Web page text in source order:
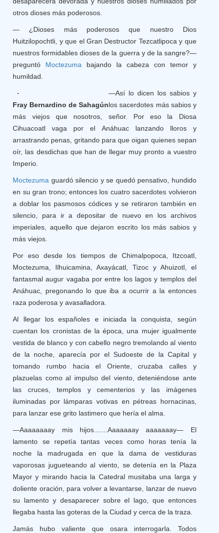
otros dioses más poderosos.
— ¿Dioses más poderosos que nuestro Dios
Huitzilopochtli, y que el Gran Destructor Tezcatlipoca y que
nuestros formidables dioses de la guerra y de la sangre?—
preguntó Moctezuma bajando la cabeza con temor y
humildad.
Fray Bernardino de Sahagún
—Así lo dicen los sabios y
los sacerdotes más sabios y
más viejos que nosotros, señor. Por eso la Diosa
Cihuacoatl vaga por el Anáhuac lanzando lloros y
arrastrando penas, gritando para que oigan quienes sepan
oír, las desdichas que han de llegar muy pronto a vuestro
Imperio.
Moctezuma guardó silencio y se quedó pensativo, hundido
en su gran trono; entonces los cuatro sacerdotes volvieron
a doblar los pasmosos códices y se retiraron también en
silencio, para ir a depositar de nuevo en los archivos
imperiales, aquello que dejaron escrito los más sabios y
más viejos.
Por eso desde los tiempos de Chimalpopoca, Itzcoatl,
Moctezuma, Ilhuicamina, Axayácatl, Tizoc y Ahuizotl, el
fantasmal augur vagaba por entre los lagos y templos del
Anáhuac, pregonando lo que iba a ocurrir a la entonces
raza poderosa y avasalladora.
Al llegar los españoles e iniciada la conquista, según
cuentan los cronistas de la época, una mujer igualmente
vestida de blanco y con cabello negro tremolando al viento
de la noche, aparecía por el Sudoeste de la Capital y
tomando rumbo hacia el Oriente, cruzaba calles y
plazuelas como al impulso del viento, deteniéndose ante
las cruces, templos y cementerios y las imágenes
iluminadas por lámparas votivas en pétreas hornacinas,
para lanzar ese grito lastimero que hería el alma.
—Aaaaaaaay mis hijos.......Aaaaaaay aaaaaaay— El
lamento se repetía tantas veces como horas tenía la
noche la madrugada en que la dama de vestiduras
vaporosas jugueteando al viento, se detenía en la Plaza
Mayor y mirando hacia la Catedral musitaba una larga y
doliente oración, para volver a levantarse, lanzar de nuevo
su lamento y desaparecer sobre el lago, que entonces
llegaba hasta las goteras de la Ciudad y cerca de la traza.
Jamás hubo valiente que osara interrogarla. Todos